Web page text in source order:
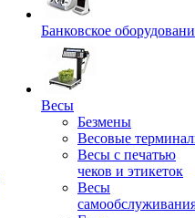
Банковское
Весы
Безмены
Весовые
Весы с печатью
чеков и этикеток
Весы